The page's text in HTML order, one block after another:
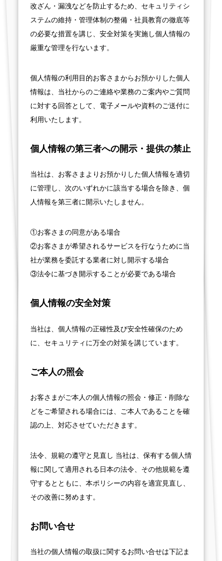
改ざん・漏洩などを防止するため、セキュリティシ
ステムの維持・管理体制の整備・社員教育の徹底等
の必要な措置を講じ、安全対策を実施し個人情報の
厳重な管理を行ないます。
個人情報の利用目的お客さまからお預かりした個人
情報は、当社からのご連絡や業務のご案内やご質問
に対する回答として、電子メールや資料のご送付に
利用いたします。
個人情報の第三者への開示・提供の禁止
当社は、お客さまよりお預かりした個人情報を適切
に管理し、次のいずれかに該当する場合を除き、個
人情報を第三者に開示いたしません。
①お客さまの同意がある場合
②お客さまが希望されるサービスを行なうために当
社が業務を委託する業者に対し開示する場合
③法令に基づき開示することが必要である場合
個人情報の安全対策
当社は、個人情報の正確性及び安全性確保のため
に、セキュリティに万全の対策を講じています。
ご本人の照会
お客さまがご本人の個人情報の照会・修正・削除な
どをご希望される場合には、ご本人であることを確
認の上、対応させていただきます。
法令、規範の遵守と見直し 当社は、保有する個人情
報に関して適用される日本の法令、その他規範を遵
守するとともに、本ポリシーの内容を適宜見直し、
その改善に努めます。
お問い合せ
当社の個人情報の取扱に関するお問い合せは下記ま